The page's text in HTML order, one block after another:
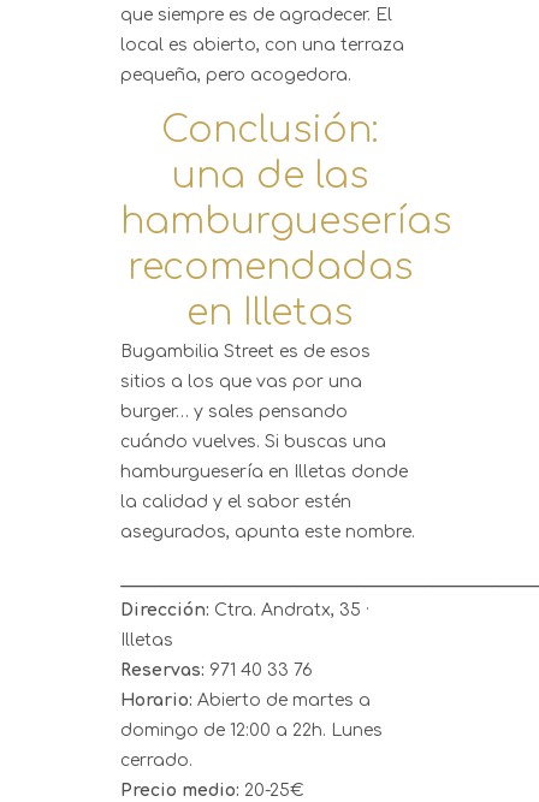
que siempre es de agradecer. El
local es abierto, con una terraza
pequeña, pero acogedora.
Conclusión:
una de las
hamburgueserías
recomendadas
en Illetas
Bugambilia Street es de esos
sitios a los que vas por una
burger… y sales pensando
cuándo vuelves. Si buscas una
hamburguesería en Illetas donde
la calidad y el sabor estén
asegurados, apunta este nombre.
Dirección: Ctra. Andratx, 35 ·
Illetas
Reservas: 971 40 33 76
Horario: Abierto de martes a
domingo de 12:00 a 22h. Lunes
cerrado.
Precio medio: 20-25€